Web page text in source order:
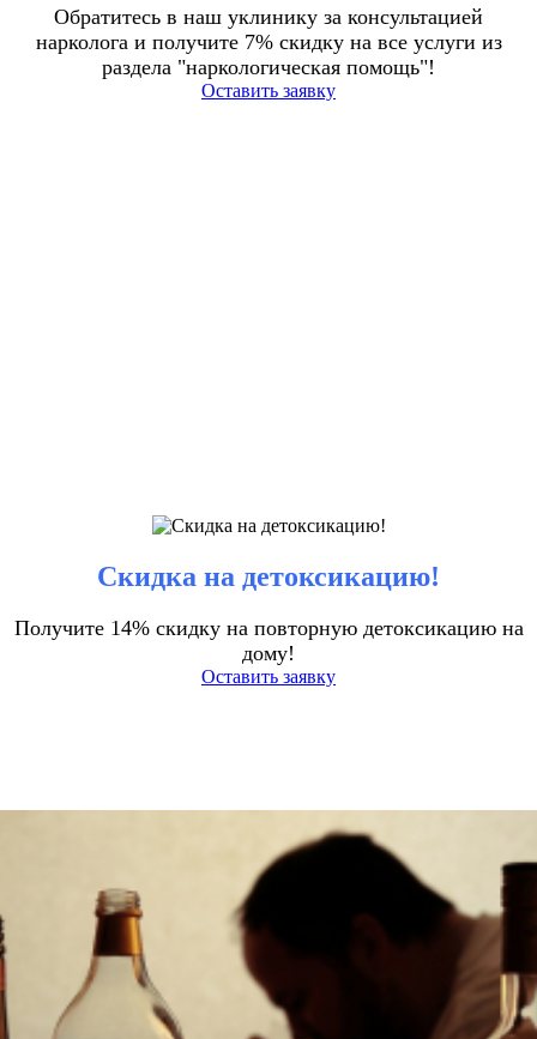
Обратитесь в наш уклинику за консультацией
нарколога и получите 7% скидку на все услуги из
раздела "наркологическая помощь"!
Оставить заявку
Скидка на детоксикацию!
Получите 14% скидку на повторную детоксикацию на
дому!
Оставить заявку